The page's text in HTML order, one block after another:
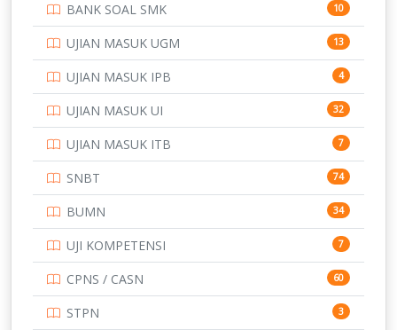
133
SMA 146
SMK 231
SMP 134
STIP 2
153
345
UNIVERSITAS AIRLANGGA 15
16
15
BANK SOAL SMK 10
UJIAN MASUK UGM 13
UJIAN MASUK IPB 4
UJIAN MASUK UI 32
UJIAN MASUK ITB 7
SNBT 74
BUMN 34
UJI KOMPETENSI 7
CPNS / CASN 60
STPN 3